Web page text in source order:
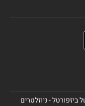
- ניוזלטרים